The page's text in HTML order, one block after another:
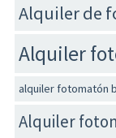
Alquiler de
Alquiler
alquiler fotomatón
Alquiler